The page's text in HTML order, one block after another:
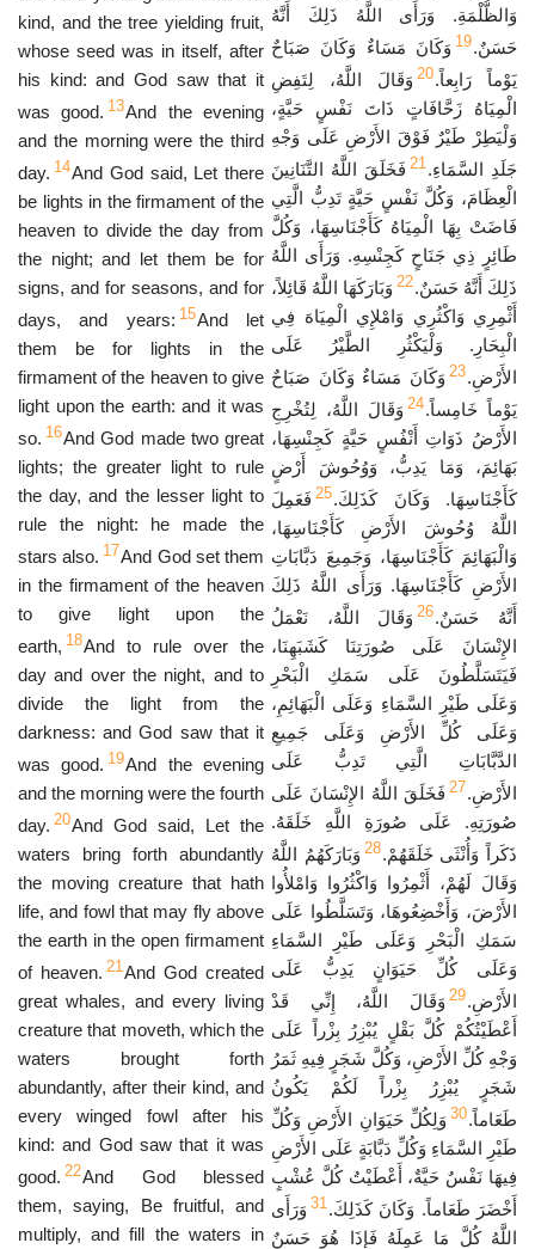
kind, and the tree yielding fruit,
whose seed was in itself, after
his kind: and God saw that it
was good. 13And the evening
and the morning were the third
day. 14And God said, Let there
be lights in the firmament of the
heaven to divide the day from
the night; and let them be for
signs, and for seasons, and for
days, and years: 15And let
them be for lights in the
firmament of the heaven to give
light upon the earth: and it was
so. 16And God made two great
lights; the greater light to rule
the day, and the lesser light to
rule the night: he made the
stars also. 17And God set them
in the firmament of the heaven
to give light upon the
earth, 18And to rule over the
day and over the night, and to
divide the light from the
darkness: and God saw that it
was good. 19And the evening
and the morning were the fourth
day. 20And God said, Let the
waters bring forth abundantly
the moving creature that hath
life, and fowl that may fly above
the earth in the open firmament
of heaven. 21And God created
great whales, and every living
creature that moveth, which the
waters brought forth
abundantly, after their kind, and
every winged fowl after his
kind: and God saw that it was
good. 22And God blessed
them, saying, Be fruitful, and
multiply, and fill the waters in
وَالظُّلْمَةِ. وَرَأَى اللَّهُ ذَلِكَ أَنَّهُ
حَسَنٌ.19 وَكَانَ مَسَاءٌ وَكَانَ صَبَاحٌ
يَوْماً رَابِعاً.20 وَقَالَ اللَّهُ، لِتَفِضِ
الْمِيَاهُ زَحَّافَاتٍ ذَاتَ نَفْسٍ حَيَّةٍ،
وَلْيَطِرْ طَيْرٌ فَوْقَ الأَرْضِ عَلَى وَجْهِ
جَلَدِ السَّمَاءِ.21 فَخَلَقَ اللَّهُ التَّنَانِينَ
الْعِظَامَ، وَكُلَّ نَفْسٍ حَيَّةٍ تَدِبُّ الَّتِي
فَاضَتْ بِهَا الْمِيَاهُ كَأَجْنَاسِهَا، وَكُلَّ
طَائِرٍ ذِي جَنَاحٍ كَجِنْسِهِ. وَرَأَى اللَّهُ
ذَلِكَ أَنَّهُ حَسَنٌ.22 وَبَارَكَهَا اللَّهُ قَائِلاً،
أَثْمِرِي وَاكْثُرِي وَامْلإِي الْمِيَاهَ فِي
الْبِحَارِ. وَلْيَكْثُرِ الطَّيْرُ عَلَى
الأَرْضِ.23 وَكَانَ مَسَاءٌ وَكَانَ صَبَاحٌ
يَوْماً خَامِساً.24 وَقَالَ اللَّهُ، لِتُخْرِجِ
الأَرْضُ ذَوَاتِ أَنْفُسٍ حَيَّةٍ كَجِنْسِهَا،
بَهَائِمَ، وَمَا يَدِبُّ، وَوُحُوشَ أَرْضٍ
كَأَجْنَاسِهَا. وَكَانَ كَذَلِكَ.25 فَعَمِلَ
اللَّهُ وُحُوشَ الأَرْضِ كَأَجْنَاسِهَا،
وَالْبَهَائِمَ كَأَجْنَاسِهَا، وَجَمِيعَ دَبَّابَاتِ
الأَرْضِ كَأَجْنَاسِهَا. وَرَأَى اللَّهُ ذَلِكَ
أَنَّهُ حَسَنٌ.26 وَقَالَ اللَّهُ، نَعْمَلُ
الإِنْسَانَ عَلَى صُورَتِنَا كَشَبَهِنَا،
فَيَتَسَلَّطُونَ عَلَى سَمَكِ الْبَحْرِ
وَعَلَى طَيْرِ السَّمَاءِ وَعَلَى الْبَهَائِمِ،
وَعَلَى كُلِّ الأَرْضِ وَعَلَى جَمِيعِ
الدَّبَّابَاتِ الَّتِي تَدِبُّ عَلَى
الأَرْضِ.27 فَخَلَقَ اللَّهُ الإِنْسَانَ عَلَى
صُورَتِهِ. عَلَى صُورَةِ اللَّهِ خَلَقَهُ.
ذَكَراً وَأُنْثَى خَلَقَهُمْ.28 وَبَارَكَهُمُ اللَّهُ
وَقَالَ لَهُمْ، أَثْمِرُوا وَاكْثُرُوا وَامْلأُوا
الأَرْضَ، وَأَخْضِعُوهَا، وَتَسَلَّطُوا عَلَى
سَمَكِ الْبَحْرِ وَعَلَى طَيْرِ السَّمَاءِ
وَعَلَى كُلِّ حَيَوَانٍ يَدِبُّ عَلَى
الأَرْضِ.29 وَقَالَ اللَّهُ، إِنِّي قَدْ
أَعْطَيْتُكُمْ كُلَّ بَقْلٍ يُبْزِرُ بِزْراً عَلَى
وَجْهِ كُلِّ الأَرْضِ، وَكُلَّ شَجَرٍ فِيهِ ثَمَرُ
شَجَرٍ يُبْزِرُ بِزْراً لَكُمْ يَكُونُ
طَعَاماً.30 وَلِكُلِّ حَيَوَانِ الأَرْضِ وَكُلِّ
طَيْرِ السَّمَاءِ وَكُلِّ دَبَّابَةٍ عَلَى الأَرْضِ
فِيهَا نَفْسٌ حَيَّةٌ، أَعْطَيْتُ كُلَّ عُشْبٍ
أَخْضَرَ طَعَاماً. وَكَانَ كَذَلِكَ.31 وَرَأَى
اللَّهُ كُلَّ مَا عَمِلَهُ فَإِذَا هُوَ حَسَنٌ